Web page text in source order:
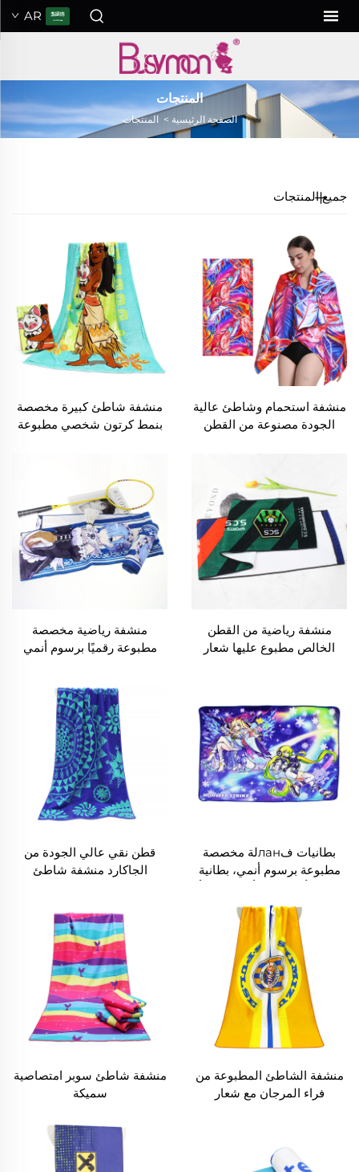
AR
المنتجات
الصفحة الرئيسية >المنتجات
جميع المنتجات
منشفة استحمام وشاطئ عالية
الجودة مصنوعة من القطن
منشفة شاطئ كبيرة مخصصة
بنمط كرتون شخصي مطبوعة
منشفة رياضية من القطن
الخالص مطبوع عليها شعار
منشفة رياضية مخصصة
مطبوعة رقميًا برسوم أنمي
بطانيات فланلة مخصصة
مطبوعة برسوم أنمي، بطانية
السفر
قطن نقي عالي الجودة من
الجاكارد منشفة شاطئ
منشفة الشاطئ المطبوعة من
فراء المرجان مع شعار
منشفة شاطئ سوبر امتصاصية
سميكة